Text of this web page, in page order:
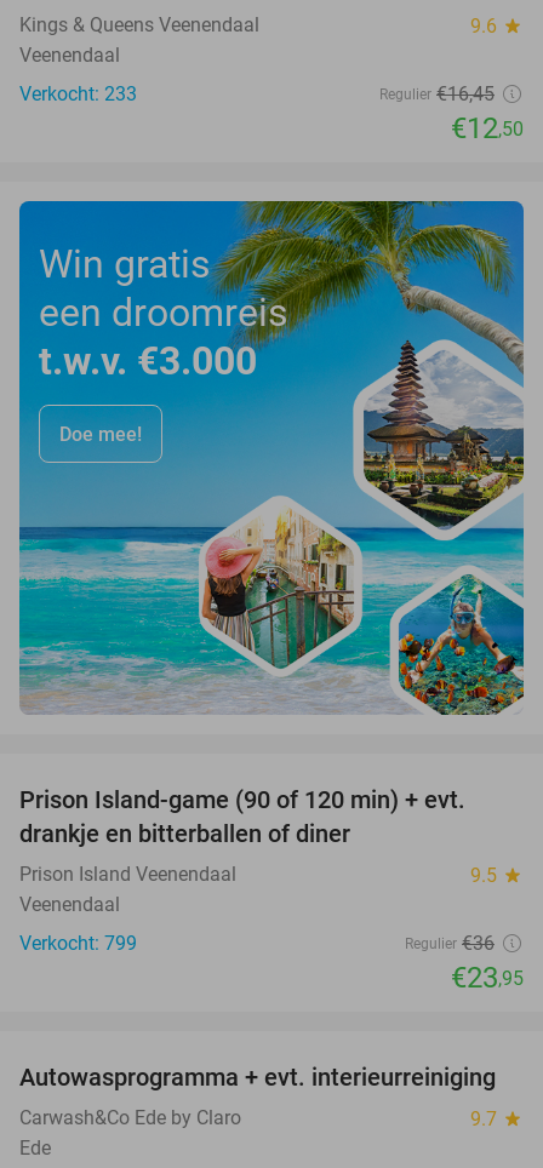
Kings & Queens Veenendaal 9.6 star
Veenendaal
Verkocht: 233
Regulier €16,45
€12,50
Win gratis
een droomreis
t.w.v. €3.000
Doe mee!
Prison Island-game (90 of 120 min) + evt.
drankje en bitterballen of diner
Prison Island Veenendaal 9.5 star
Veenendaal
Verkocht: 799
Regulier €36
€23,95
9%
Autowasprogramma + evt. interieurreiniging
Carwash&Co Ede by Claro 9.7 star
Ede